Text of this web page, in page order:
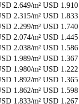
2.649/m² USD
2.315/m² USD
2.299/m² USD
2.074/m² USD
2.038/m² USD
1.989/m² USD
1.980/m² USD
1.892/m² USD
1.862/m² USD
1.833/m² USD